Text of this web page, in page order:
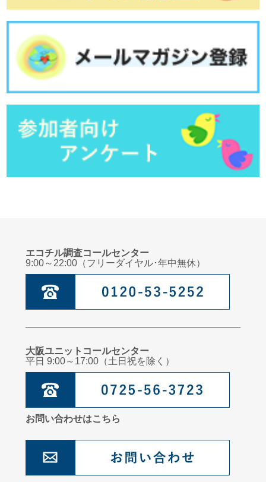
エコチル調査コールセンター
9:00～22:00（フリーダイヤル･年中無休）
大阪ユニットコールセンター
平日 9:00～17:00（土日祝を除く）
お問い合わせはこちら